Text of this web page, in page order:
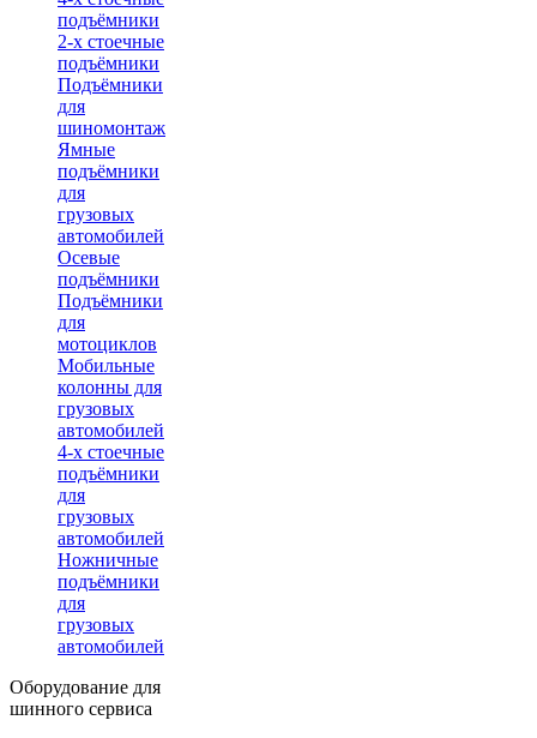
подъёмники
2-х стоечные
подъёмники
Подъёмники
для
шиномонтажа
Ямные
подъёмники
для
грузовых
автомобилей
Осевые
подъёмники
Подъёмники
для
мотоциклов
Мобильные
колонны для
грузовых
автомобилей
4-х стоечные
подъёмники
для
грузовых
автомобилей
Ножничные
подъёмники
для
грузовых
автомобилей
Оборудование для
шинного сервиса